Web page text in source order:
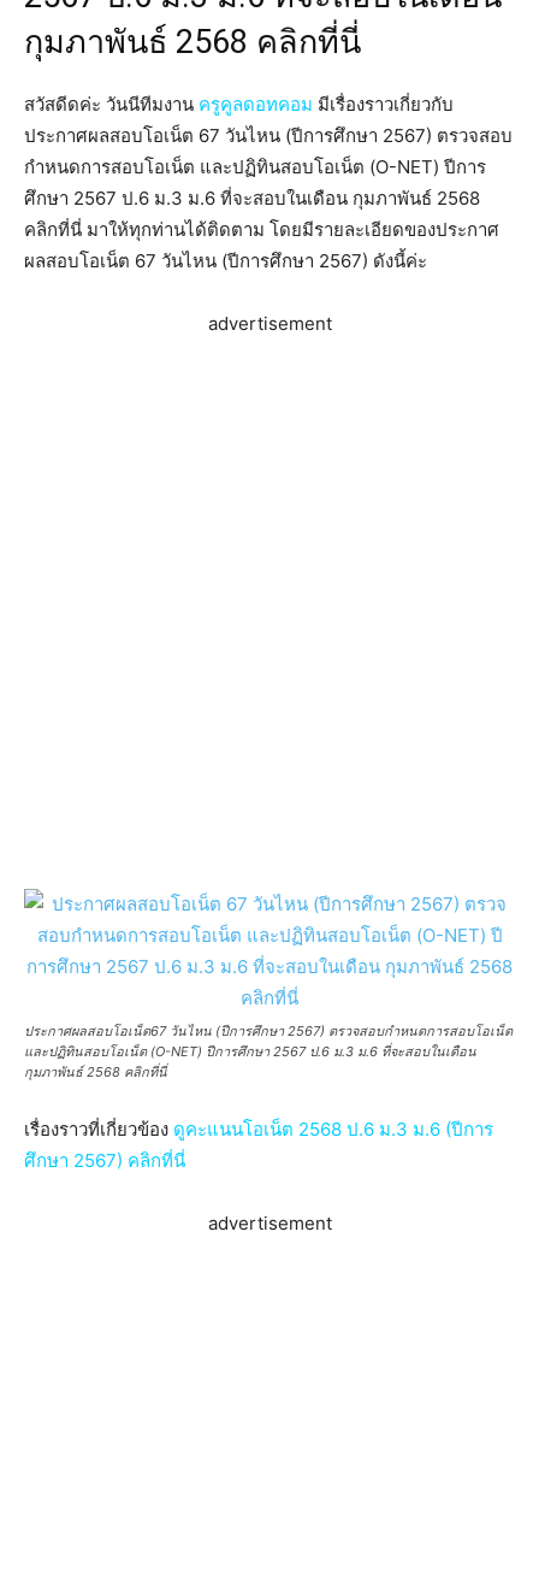
กุมภาพันธ์ 2568 คลิกที่นี่
สวัสดีดค่ะ วันนีทีมงาน ครูคูลดอทคอม มีเรื่องราวเกี่ยวกับ
ประกาศผลสอบโอเน็ต 67 วันไหน (ปีการศึกษา 2567) ตรวจสอบ
กำหนดการสอบโอเน็ต และปฏิทินสอบโอเน็ต (O-NET) ปีการ
ศึกษา 2567 ป.6 ม.3 ม.6 ที่จะสอบในเดือน กุมภาพันธ์ 2568
คลิกที่นี่ มาให้ทุกท่านได้ติดตาม โดยมีรายละเอียดของประกาศ
ผลสอบโอเน็ต 67 วันไหน (ปีการศึกษา 2567) ดังนี้ค่ะ
advertisement
ประกาศผลสอบโอเน็ต67 วันไหน (ปีการศึกษา 2567) ตรวจสอบกำหนดการสอบโอเน็ต
และปฏิทินสอบโอเน็ต (O-NET) ปีการศึกษา 2567 ป.6 ม.3 ม.6 ที่จะสอบในเดือน
กุมภาพันธ์ 2568 คลิกที่นี่
เรื่องราวที่เกี่ยวข้อง ดูคะแนนโอเน็ต 2568 ป.6 ม.3 ม.6 (ปีการ
ศึกษา 2567) คลิกที่นี่
advertisement